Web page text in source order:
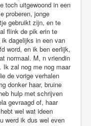
toch uitgewoond in een
proberen, jonge
gebruikt zijn, en te
flink de pik erin te
dagelijks in een van
word, en ik ben eerlijk,
normaal. M, n vriendin
Ik zal nog me nog maar
de vorige verhalen
donker haar, bruine
hulp met schrijven
gevraagd of, haar
wel wat ideen
werd ik dus wel even